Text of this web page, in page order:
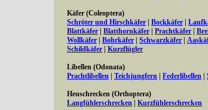
Käfer (Coleoptera)
Schröter und Hirschkäfer
Bockkäfer
Blattkäfer
Blatthornkäfer Prachtkäfer
Wollkäfer
Bohrkäfer Schwarzkäfer
Schildkäfer
Kurzflügler
Libellen (Odonata)
Prachtlibellen
Teichjungfern Federlibellen
Heuschrecken (Orthoptera)
Langfühlerschrecken
Kurzfühlerschrecken